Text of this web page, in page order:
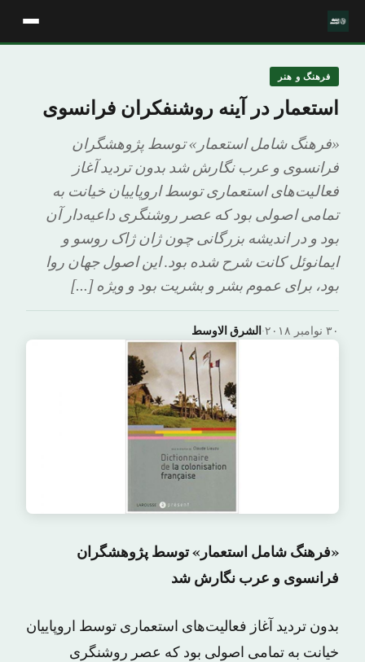
فرهنگ و هنر
استعمار در آینه روشنفکران فرانسوی
«فرهنگ شامل استعمار» توسط پژوهشگران
فرانسوی و عرب نگارش شد بدون تردید آغاز
فعالیت‌های استعماری توسط اروپاییان خیانت به
تمامی اصولی بود که عصر روشنگری داعیه‌دار آن
بود و در اندیشه بزرگانی چون ژان ژاک روسو و
ایمانوئل کانت شرح شده بود. این اصول جهان روا
بود، برای عموم بشر و بشریت بود و ویژه […]
الشرق الاوسط· ۳۰ نوامبر ۲۰۱۸
«فرهنگ شامل استعمار» توسط پژوهشگران
فرانسوی و عرب نگارش شد
بدون تردید آغاز فعالیت‌های استعماری توسط اروپاییان
خیانت به تمامی اصولی بود که عصر روشنگری